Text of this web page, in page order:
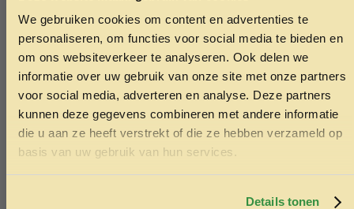
We gebruiken cookies om content en advertenties te
personaliseren, om functies voor social media te bieden en
om ons websiteverkeer te analyseren. Ook delen we
informatie over uw gebruik van onze site met onze partners
voor social media, adverteren en analyse. Deze partners
kunnen deze gegevens combineren met andere informatie
die u aan ze heeft verstrekt of die ze hebben verzameld op
basis van uw gebruik van hun services.
Details tonen
Trixie vogelbadhuis 16×22×26 cm diverse
kleuren
19.99
Toevoegen aan winkelwagen
Magic
2.95
ONTVANG 5% KORTING OP
JE EERSTE BESTELLING!
Ontvang korting
Door je in te schrijven ga je akkoord met het ontvangen van